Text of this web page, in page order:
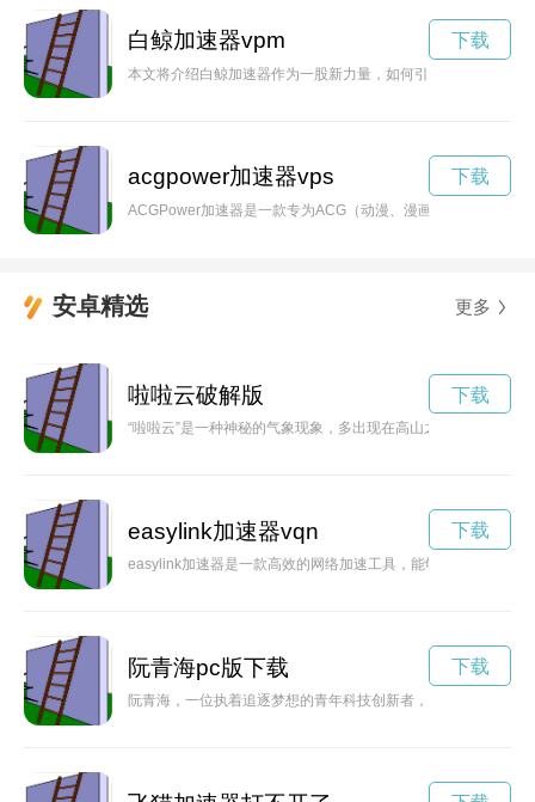
白鲸加速器vpm
本文将介绍白鲸加速器作为一股新力量，如何引领数字时代的
下载
acgpower加速器vps
ACGPower加速器是一款专为ACG（动漫、漫画、游戏）爱好
下载
安卓精选 更多
啦啦云破解版
“啦啦云”是一种神秘的气象现象，多出现在高山之间，奇异壮
下载
easylink加速器vqn
easylink加速器是一款高效的网络加速工具，能够帮助用户突破
下载
阮青海pc版下载
阮青海，一位执着追逐梦想的青年科技创新者，以其创业精神
下载